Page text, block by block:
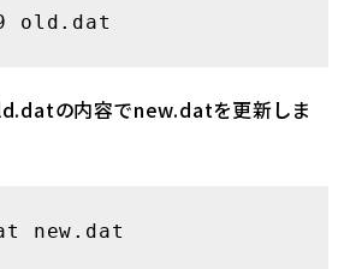
old.dat
の内容でnew.datを更新しま
new.dat